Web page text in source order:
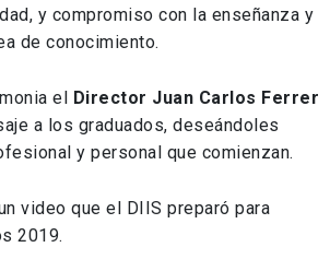
y compromiso con la enseñanza y
de conocimiento.
el Director Juan Carlos Ferrer
a los graduados, deseándoles
y personal que comienzan.
video que el DIIS preparó para
2019.